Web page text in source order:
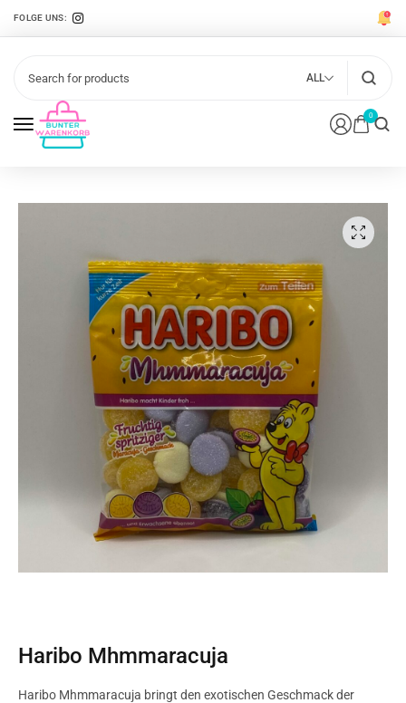
FOLGE UNS:
0
ALL
Haribo Mhmmaracuja
Haribo Mhmmaracuja bringt den exotischen Geschmack der